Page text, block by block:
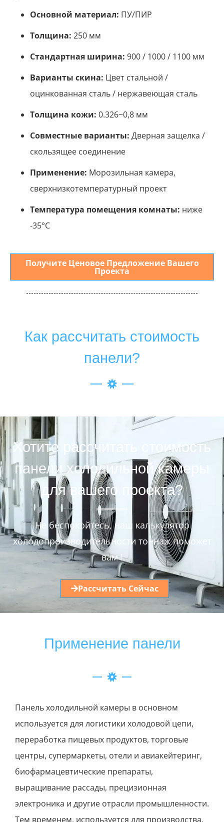
Основной материал: ПУ/ПИР
Толщина: 250 мм
Стандартная ширина: 900 / 1000 / 1100 мм
Варианты скина: Цвет стальной /
оцинкованная сталь / нержавеющая сталь
Толщина кожи: 0.326~0,8 мм
Совместные варианты: Дверная защелка /
скользящее соединение
Применение: Морозильная камера,
сверхнизкотемпературный проект
Температура помещения комнаты: ниже
-35°С
Получите Ценовое Предложение Вашего
Проекта
Как рассчитать стоимость
панели?
Хотите рассчитать стоимость
панели холодильной камеры
для вашего проекта?
Не беспокойтесь, наш калькулятор
холодопроизводительности тоннаж поможет
вам !
Рассчитать Сейчас
Применение панели
Панель холодильной камеры в основном
используется для логистики холодовой цепи,
переработка пищевых продуктов, торговые
центры, супермаркеты, отели и авиакейтеринг,
биофармацевтические препараты,
выращивание рассады, прецизионная
электроника и другие отрасли промышленности.
Тем временем, используется для производства,